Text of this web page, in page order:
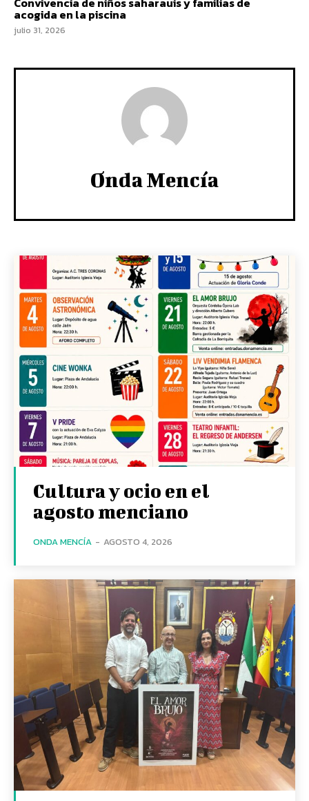
acogida en la piscina
julio 31, 2026
Onda Mencía
Cultura y ocio en el
agosto menciano
ONDA MENCÍA - AGOSTO 4, 2026